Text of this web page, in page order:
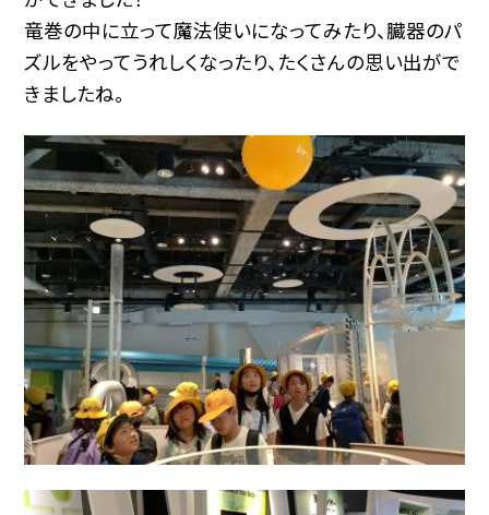
竜巻の中に立って魔法使いになってみたり、臓器のパ
ズルをやってうれしくなったり、たくさんの思い出がで
きましたね。